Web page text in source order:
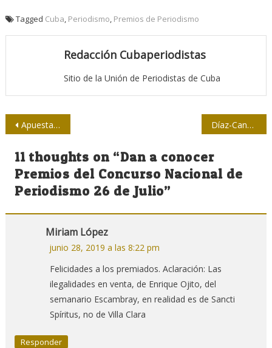
Tagged Cuba, Periodismo, Premios de Periodismo
Redacción Cubaperiodistas
Sitio de la Unión de Periodistas de Cuba
Navegación
de
entradas
Apuesta Tristan Bauer por una red latinoamericana de participación política digital Díaz-Canel continúa chequeo a programas priorizados del país
11 thoughts on “Dan a conocer
Premios del Concurso Nacional de
Periodismo 26 de Julio”
Miriam López
junio 28, 2019 a las 8:22 pm
Felicidades a los premiados. Aclaración: Las
ilegalidades en venta, de Enrique Ojito, del
semanario Escambray, en realidad es de Sancti
Spíritus, no de Villa Clara
Responder